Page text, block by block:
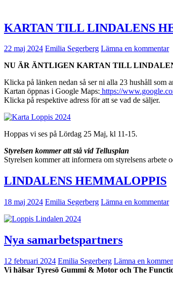
KARTAN TILL LINDALENS
22 maj 2024 Emilia Segerberg Lämna en kommentar
NU ÄR ÄNTLIGEN KARTAN TILL
Klicka på länken nedan så ser ni alla 23 hushåll som
Kartan öppnas i Google Maps: https://
Klicka på respektive adress för att se vad de säljer.
Hoppas vi ses på Lördag 25 Maj, kl 11-15.
Styrelsen kommer att stå vid Tellusplan
Styrelsen kommer att informera om styrelsens
LINDALENS HEMMALOPPIS
18 maj 2024 Emilia Segerberg Lämna en kommentar
Nya samarbetspartners
12 februari 2024 Emilia Segerberg Lämna en
Vi hälsar Tyresö Gummi & Motor och The